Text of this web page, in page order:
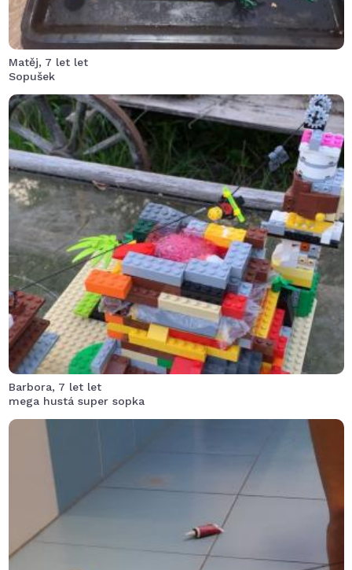
Matěj, 7 let let
Sopušek
před mnoha a mnoha lety vyrostla uprostřed naší
zahrady veliká mega hustá super sopka
Barbora, 7 let let
mega hustá super sopka
Stavba sopky se nám povedla ale bohužel výbuch byl
slabší, jen nám to v jícnu bublalo.